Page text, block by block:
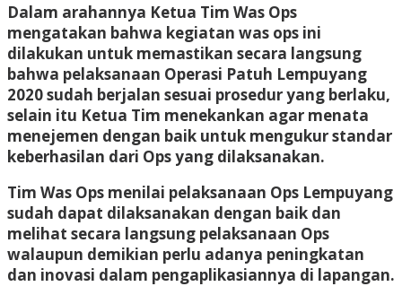
Dalam arahannya Ketua Tim Was Ops
mengatakan bahwa kegiatan was ops ini
dilakukan untuk memastikan secara langsung
bahwa pelaksanaan Operasi Patuh Lempuyang
2020 sudah berjalan sesuai prosedur yang berlaku,
selain itu Ketua Tim menekankan agar menata
menejemen dengan baik untuk mengukur standar
keberhasilan dari Ops yang dilaksanakan.
Tim Was Ops menilai pelaksanaan Ops Lempuyang
sudah dapat dilaksanakan dengan baik dan
melihat secara langsung pelaksanaan Ops
walaupun demikian perlu adanya peningkatan
dan inovasi dalam pengaplikasiannya di lapangan.